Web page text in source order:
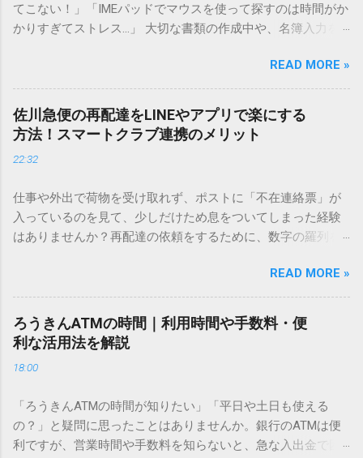
てこない！」「IMEパッドでマウスを使って探すのは時間がか
かりすぎてストレス…」 大切な書類の作成中や、名簿入力を
てしまいますよね。多くの人が「IMEパッド（手書き入力）」
を使いますが、実はマウスで一画ずつ書くのは非効率です
し、似た漢字が多すぎて結局見つからないことも少なくあり
ません。 そこで今回は、IMEパッドを使わずに、特定のコー
ドを打ち込むだけで一瞬で旧字や外字、特殊記号を呼び出す
「文字コード入力」のテクニックを詳しく解説します。 この
必要はありません。 1. なぜ「変換」しても旧字・外字が出て
こないのか？ そもそも、なぜ普通の変換で出てこない漢字が
あるのでしょうか。その理由は、パソコンが文字を認識する
は、JIS規格（日本産業規格）によって「第1水準」「第2水
準」といった形で整理されています。しかし、人名や地名に
使われる非常に古い漢字（旧字）や、特定の組織だけで作ら
れた「外字」は、この一般的な変換リストに含まれていない
ン上のすべての文字には、いわば「住所」のような番号が割
り振られています。変換候補に出ない文字でも、この住所
（コード）を直接指定すれば、確実に呼び出すことができる
READ MORE »
佐川急便の再配達をLINEやアプリで楽にする
方法！スマートクラブ連携のメリット
22:32
仕事や外出で荷物を受け取れず、ポストに「不在連絡票」が
入っているのを見て、少しだけため息をついてしまった経験
はありませんか？再配達の依頼をするために、数字の羅列を
ことに申し訳なさを感じたりすることもあるかもしれませ
ん。 「もっとスムーズに、自分のタイミングで受け取りた
い」 「わざわざ電話をかけずに、スマホ一つで完結させた
い」 そんな願いを叶えてくれるのが、佐川急便の会員制サー
ビス「スマートクラブ」と、LINEや公式アプリの連携です。
これらを活用するだけで、再配達のストレスは驚くほど軽く
受け取り術と、連携による具体的なメリットを徹底解説しま
す。 佐川急便の再配達が劇的に変わる「スマートクラブ」と
は？ まず押さえておきたいのが、佐川急便の個人向け無料会
READ MORE »
ろうきんATMの時間｜利用時間や手数料・便
利な活用法を解説
18:00
「ろうきんATMの時間が知りたい」「平日や土日も使える
の？」と疑問に思ったことはありませんか。銀行のATMは便
利ですが、営業時間や手数料を知らないと、急な入出金で困